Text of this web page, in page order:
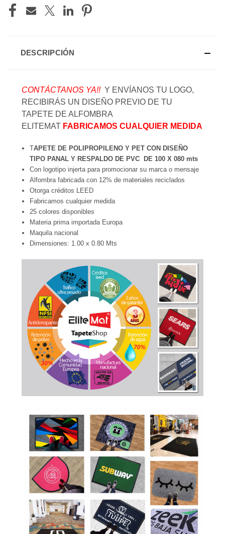
DESCRIPCIÓN
CONTÁCTANOS YA!! Y ENVÍANOS TU LOGO,
RECIBIRÁS UN DISEÑO PREVIO DE TU
TAPETE DE ALFOMBRA
ELITEMAT FABRICAMOS CUALQUIER MEDIDA
TAPETE DE POLIPROPILENO Y PET CON DISEÑO
TIPO PANAL Y RESPALDO DE PVC DE 100 X 080 mts
Con logotipo injerta para promocionar su marca o mensaje
Alfombra fabricadacon 12% de materiales reciclados
Otorga créditos LEED
Fabricamos cualquier medida
25 colores disponibles
Materia prima importada Europa
Maquila nacional
Dimensiones: 1.00 x 0.80 Mts